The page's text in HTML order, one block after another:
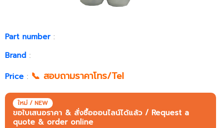
Part number:
Brand :
Price : 📞 สอบถามราคาโทร/Tel
ใหม่ / NEW
ขอใบเสนอราคา & สั่งซื้อออนไลน์ได้แล้ว / Request a
quote & order online